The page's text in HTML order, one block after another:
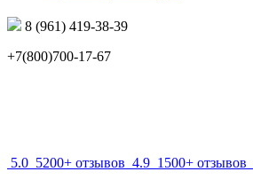
8 (961) 419-38-39
+7(800)700-17-67
5.0 5200+ отзывов 4.9 1500+ отзывов